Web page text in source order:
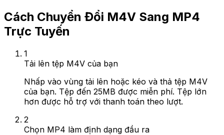
Cách Chuyển Đổi M4V Sang MP4
Trực Tuyến
1
Tải lên tệp M4V của bạn
Nhấp vào vùng tải lên hoặc kéo và thả tệp M4V
của bạn. Tệp đến 25MB được miễn phí. Tệp lớn
hơn được hỗ trợ với thanh toán theo lượt.
2
Chọn MP4 làm định dạng đầu ra